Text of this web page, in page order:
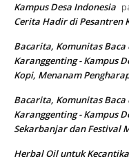
Kampus Desa Indonesia
Cerita Hadir di Pesantren
Bacarita, Komunitas
Karanggenting - Kampus
Kopi, Menanam
Bacarita, Komunitas
Karanggenting - Kampus
Sekarbanjar dan Festival
Herbal Oil untuk